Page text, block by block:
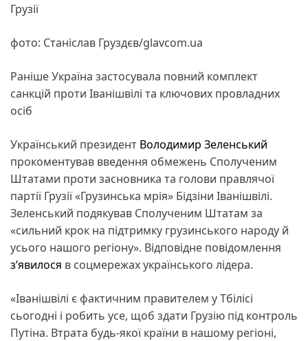
Грузії
фото: Станіслав Груздєв/glavcom.ua
Раніше Україна застосувала повний комплект
санкцій проти Іванішвілі та ключових провладних
осіб
Український президент Володимир Зеленський
прокоментував введення обмежень Сполученим
Штатами проти засновника та голови правлячої
партії Грузії «Грузинська мрія» Бідзіни Іванішвілі.
Зеленський подякував Сполученим Штатам за
«сильний крок на підтримку грузинського народу й
усього нашого регіону». Відповідне повідомлення
з’явилося в соцмережах українського лідера.
«Іванішвілі є фактичним правителем у Тбілісі
сьогодні і робить усе, щоб здати Грузію під контроль
Путіна. Втрата будь-якої країни в нашому регіоні,